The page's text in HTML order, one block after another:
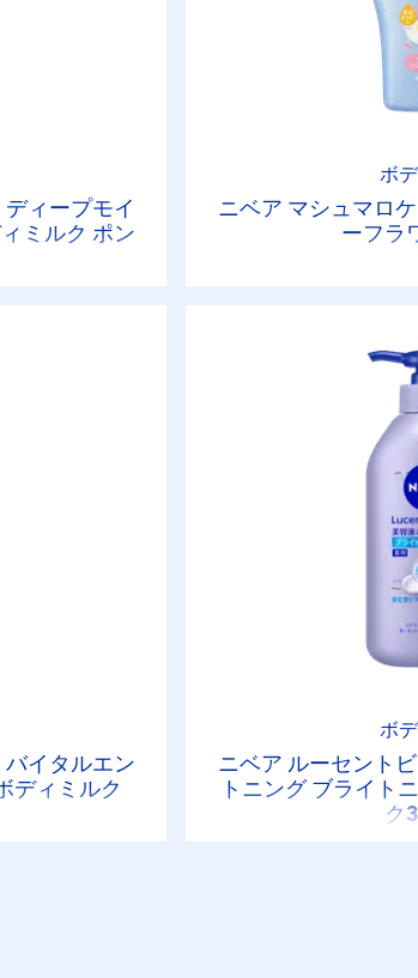
ィープモイ
ミルク ポン
ボ
ニベア マシュマロ
ーフラ
イタルエン
ディミルク
ボ
ニベア ルーセント
トニング ブライト
ク